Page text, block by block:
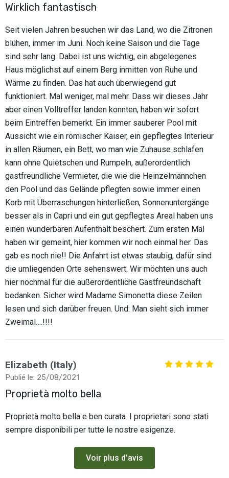
Wirklich fantastisch
Seit vielen Jahren besuchen wir das Land, wo die Zitronen
blühen, immer im Juni. Noch keine Saison und die Tage
sind sehr lang. Dabei ist uns wichtig, ein abgelegenes
Haus möglichst auf einem Berg inmitten von Ruhe und
Wärme zu finden. Das hat auch überwiegend gut
funktioniert. Mal weniger, mal mehr. Dass wir dieses Jahr
aber einen Volltreffer landen konnten, haben wir sofort
beim Eintreffen bemerkt. Ein immer sauberer Pool mit
Aussicht wie ein römischer Kaiser, ein gepflegtes Interieur
in allen Räumen, ein Bett, wo man wie Zuhause schlafen
kann ohne Quietschen und Rumpeln, außerordentlich
gastfreundliche Vermieter, die wie die Heinzelmännchen
den Pool und das Gelände pflegten sowie immer einen
Korb mit Überraschungen hinterließen, Sonnenuntergänge
besser als in Capri und ein gut gepflegtes Areal haben uns
einen wunderbaren Aufenthalt beschert. Zum ersten Mal
haben wir gemeint, hier kommen wir noch einmal her. Das
gab es noch nie!! Die Anfahrt ist etwas staubig, dafür sind
die umliegenden Orte sehenswert. Wir möchten uns auch
hier nochmal für die außerordentliche Gastfreundschaft
bedanken. Sicher wird Madame Simonetta diese Zeilen
lesen und sich darüber freuen. Und: Man sieht sich immer
Zweimal….!!!!
Elizabeth (Italy)
Publié le: 25/08/2021
Proprietà molto bella
Proprietà molto bella e ben curata. I proprietari sono stati
sempre disponibili per tutte le nostre esigenze.
Voir plus d'avis